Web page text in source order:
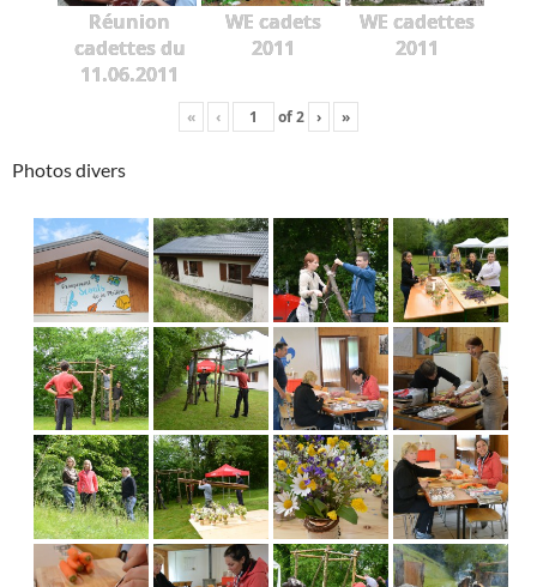
Réunion
cadettes du
11.06.2011
WE cadets
2011
WE cadettes
2011
« ‹ of2 › »
Photos divers